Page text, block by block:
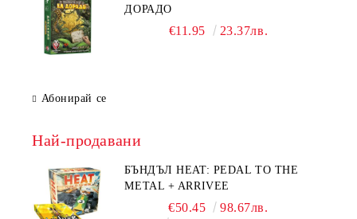
ДОРАДО
€11.95 23.37лв.
Абонирай се
Най-продавани
БЪНДЪЛ HEAT: PEDAL TO THE
METAL + ARRIVEE
€50.45 98.67лв.